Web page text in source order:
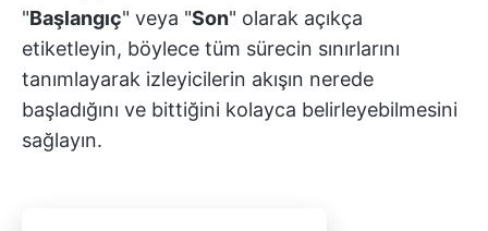
"Başlangıç" veya "Son" olarak açıkça
etiketleyin, böylece tüm sürecin sınırlarını
tanımlayarak izleyicilerin akışın nerede
başladığını ve bittiğini kolayca belirleyebilmesini
sağlayın.